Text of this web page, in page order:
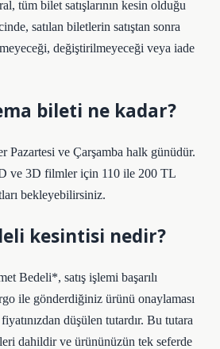
tüm bilet satışlarının kesin olduğu
satılan biletlerin satıştan sonra
değiştirilmeyeceği veya iade
bileti ne kadar?
Pazartesi ve Çarşamba halk günüdür.
ve 3D filmler için 110 ile 200 TL
bekleyebilirsiniz.
kesintisi nedir?
Bedeli*, satış işlemi başarılı
ile gönderdiğiniz ürünü onaylaması
düşülen tutardır. Bu tutara
dahildir ve ürününüzün tek seferde